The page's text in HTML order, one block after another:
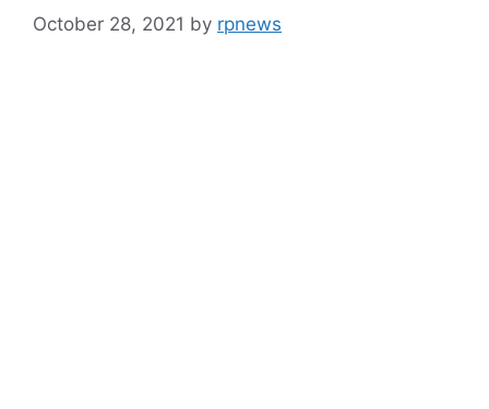
October 28, 2021 by rpnews